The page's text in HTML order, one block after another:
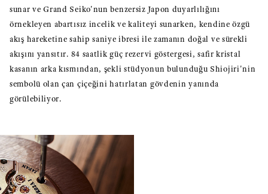
sunar ve Grand Seiko'nun benzersiz Japon duyarlılığını
örnekleyen abartısız incelik ve kaliteyi sunarken, kendine özgü
akış hareketine sahip saniye ibresi ile zamanın doğal ve sürekli
akışını yansıtır. 84 saatlik güç rezervi göstergesi, safir kristal
kasanın arka kısmından, şekli stüdyonun bulunduğu Shiojiri'nin
sembolü olan çan çiçeğini hatırlatan gövdenin yanında
görülebiliyor.